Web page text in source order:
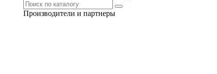
Производители и партнеры